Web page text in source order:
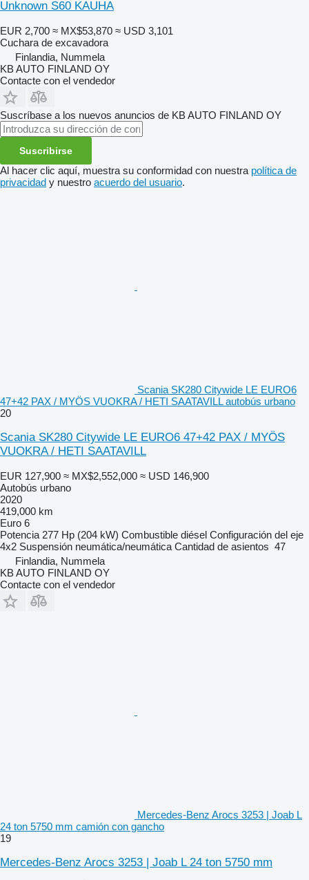
Unknown S60 KAUHA
EUR 2,700 ≈ MX$53,870 ≈ USD 3,101
Cuchara de excavadora
Finlandia, Nummela
KB AUTO FINLAND OY
Contacte con el vendedor
Suscríbase a los nuevos anuncios de KB AUTO FINLAND OY
Suscribirse
Al hacer clic aquí, muestra su conformidad con nuestra política de
privacidad y nuestro acuerdo del usuario.
Scania SK280 Citywide LE EURO6
47+42 PAX / MYÖS VUOKRA / HETI SAATAVILL autobús urbano
20
Scania SK280 Citywide LE EURO6 47+42 PAX / MYÖS
VUOKRA / HETI SAATAVILL
EUR 127,900 ≈ MX$2,552,000 ≈ USD 146,900
Autobús urbano
2020
419,000 km
Euro 6
Potencia 277 Hp (204 kW) Combustible diésel Configuración del eje
4x2 Suspensión neumática/neumática Cantidad de asientos 47
Finlandia, Nummela
KB AUTO FINLAND OY
Contacte con el vendedor
Mercedes-Benz Arocs 3253 | Joab L
24 ton 5750 mm camión con gancho
19
Mercedes-Benz Arocs 3253 | Joab L 24 ton 5750 mm